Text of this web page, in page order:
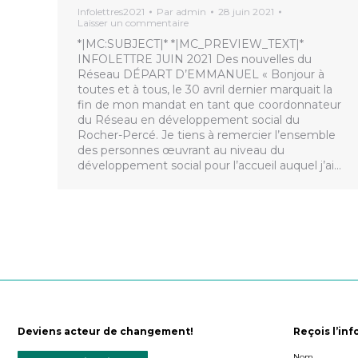
Infolettres2021 Par admin
28 juin 2021
Laisser un commentaire
*|MC:SUBJECT|* *|MC_PREVIEW_TEXT|*
INFOLETTRE JUIN 2021 Des nouvelles du
Réseau DÉPART D’EMMANUEL « Bonjour à
toutes et à tous, le 30 avril dernier marquait la
fin de mon mandat en tant que coordonnateur
du Réseau en développement social du
Rocher-Percé. Je tiens à remercier l’ensemble
des personnes œuvrant au niveau du
développement social pour l’accueil auquel j’ai…
Deviens acteur de changement! Reçois